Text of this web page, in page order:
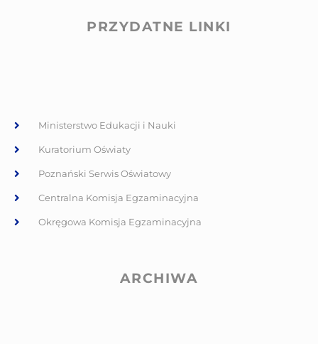
PRZYDATNE LINKI
Ministerstwo Edukacji i Nauki
Kuratorium Oświaty
Poznański Serwis Oświatowy
Centralna Komisja Egzaminacyjna
Okręgowa Komisja Egzaminacyjna
ARCHIWA